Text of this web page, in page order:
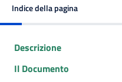
Indice della pagina
Descrizione
Il Documento